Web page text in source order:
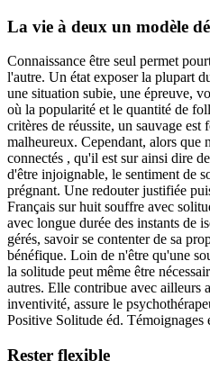
La vie à deux un modèle
Connaissance être seul permet
l'autre. Un état exposer la plupart
une situation subie, une épreuve,
où la popularité et le quantité de
critères de réussite, un sauvage est
malheureux. Cependant, alors que
connectés , qu'il est sur ainsi dire
d'être injoignable, le sentiment de
prégnant. Une redouter justifiée
Français sur huit souffre avec
avec longue durée des instants de
gérés, savoir se contenter de sa
bénéfique. Loin de n'être qu'une
la solitude peut même être
autres. Elle contribue avec ailleurs
inventivité, assure le
Positive Solitude éd. Témoignages
Rester flexible